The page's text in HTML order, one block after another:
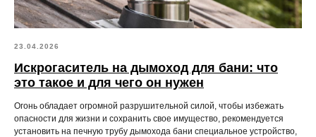
23.04.2026
Искрогаситель на дымоход для бани: что
это такое и для чего он нужен
Огонь обладает огромной разрушительной силой, чтобы избежать
опасности для жизни и сохранить свое имущество, рекомендуется
установить на печную трубу дымохода бани специальное устройство,